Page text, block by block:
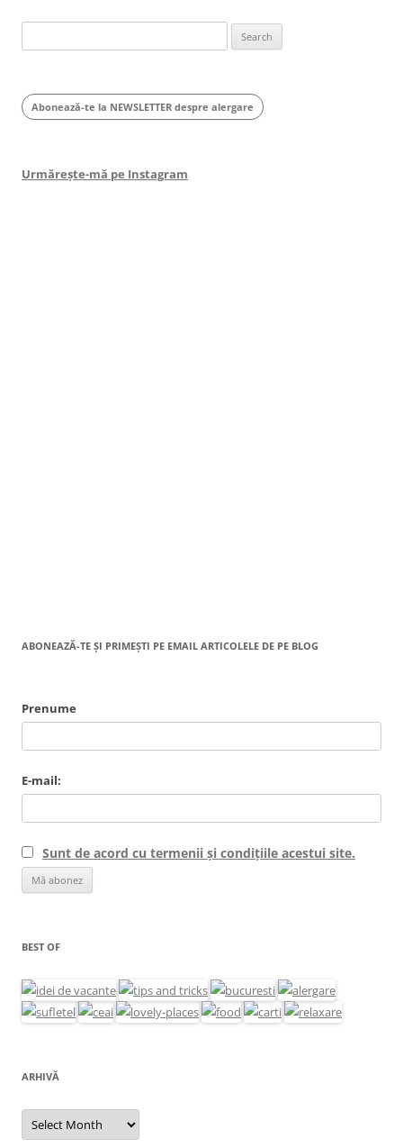
for:
Abonează-te la NEWSLETTER despre alergare
Urmărește-mă pe Instagram
ABONEAZĂ-TE ȘI PRIMEȘTI PE EMAIL ARTICOLELE DE PE BLOG
Prenume
E-mail:
Sunt de acord cu termenii și condițiile acestui site.
BEST OF
ARHIVĂ
Arhivă